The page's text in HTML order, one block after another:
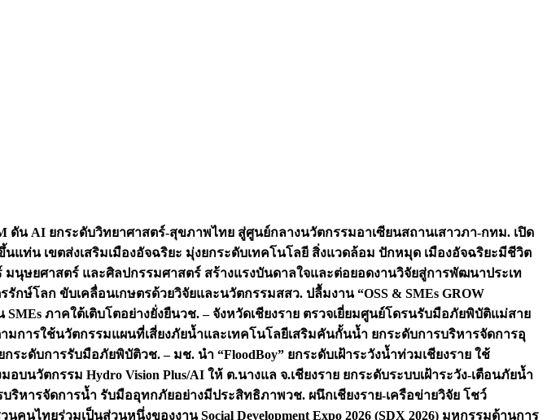
ดัน AI ยกระดับวิทยาศาสตร์-สุขภาพไทย สู่ศูนย์กลางนวัตกรรมอาเซียนสถานเสาวภา-กทม. เปิด
นแท่น เขตส่งเสริมเมืองอัจฉริยะ มุ่งยกระดับเทคโนโลยี สิ่งแวดล้อม ปักหมุด เมืองอัจฉริยะมีชีวิต
นุษยศาสตร์ และศิลปกรรมศาสตร์ สร้างแรงบันดาลใจและต่อยอดงานวิจัยสู่การพัฒนาประเท
รักษ์โลก ขับเคลื่อนเกษตรด้วยวิจัยและนวัตกรรมสสว. ปลื้มงาน “OSS & SMEs GROW
ภาคใต้เติบโตอย่างยั่งยืนวช. – จังหวัดเชียงราย ตรวจเยี่ยมศูนย์โดรนรับมือภัยพิบัติแม่สาย
มการใช้นวัตกรรมแผนที่เสี่ยงภัยน้ำและเทคโนโลยีเสริมคันกั้นน้ำ ยกระดับการบริหารจัดการอุ
กระดับการรับมือภัยพิบัติวช. – มช. นำ “FloodBoy” ยกระดับเฝ้าระวังน้ำท่วมเชียงราย ใช้
อบนวัตกรรม Hydro Vision Plus/AI ให้ ต.นางแล จ.เชียงราย ยกระดับระบบเฝ้าระวัง-เตือนภัยน้ำ
ริหารจัดการน้ำ รับมืออุทกภัยอย่างมีประสิทธิภาพวช. ผนึกเชียงราย-เครือข่ายวิจัย โชว์
นคนไทยร่วมเป็นส่วนหนึ่งของงาน Social Development Expo 2026 (SDX 2026) มหกรรมด้านการ